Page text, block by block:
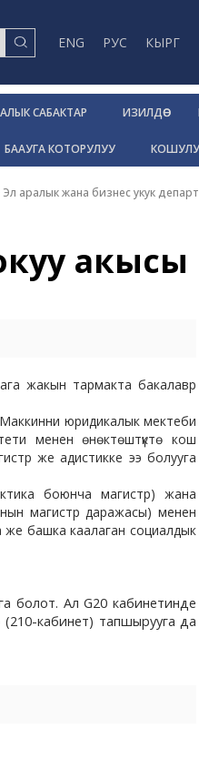
ENG РУС КЫРГ
САБАКТАР ИЗИЛДӨӨ
БААУГА КОТОРУЛУУ
Эл аралык жана бизнес укук
акысы
жакын тармакта бакалавр
юридикалык мектеби
менен өнөктөштүктө кош
же адистикке ээ болууга
боюнча магистр) жана
магистр даражасы) менен
же башка каалаган социалдык
болот. Ал G20 кабинетинде
кабинет) тапшырууга да